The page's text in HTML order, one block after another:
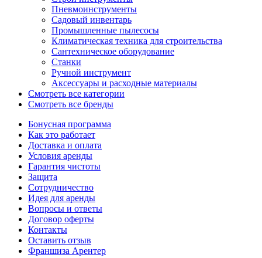
Пневмоинструменты
Садовый инвентарь
Промышленные пылесосы
Климатическая техника для строительства
Сантехническое оборудование
Станки
Ручной инструмент
Аксессуары и расходные материалы
Смотреть все категории
Смотреть все бренды
Бонусная программа
Как это работает
Доставка и оплата
Условия аренды
Гарантия чистоты
Защита
Сотрудничество
Идея для аренды
Вопросы и ответы
Договор оферты
Контакты
Оставить отзыв
Франшиза Арентер